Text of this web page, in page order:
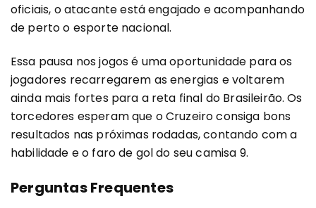
oficiais, o atacante está engajado e acompanhando
de perto o esporte nacional.
Essa pausa nos jogos é uma oportunidade para os
jogadores recarregarem as energias e voltarem
ainda mais fortes para a reta final do Brasileirão. Os
torcedores esperam que o Cruzeiro consiga bons
resultados nas próximas rodadas, contando com a
habilidade e o faro de gol do seu camisa 9.
Perguntas Frequentes